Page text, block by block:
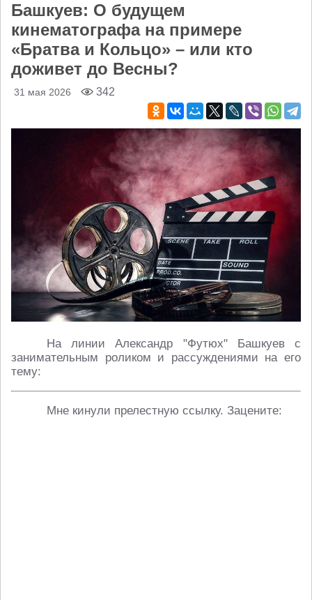
Башкуев: О будущем
кинематографа на примере
«Братва и Кольцо» – или кто
доживет до Весны?
31 мая 2026 342
На линии Александр "Футюх" Башкуев с
занимательным роликом и рассуждениями на его
тему:
Мне кинули прелестную ссылку. Зацените: